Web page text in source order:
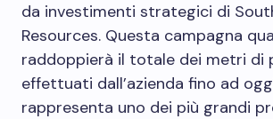
da investimenti strategici di
Resources. Questa campagna
raddoppierà il totale dei metri di
effettuati dall’azienda fino ad
rappresenta uno dei più grandi